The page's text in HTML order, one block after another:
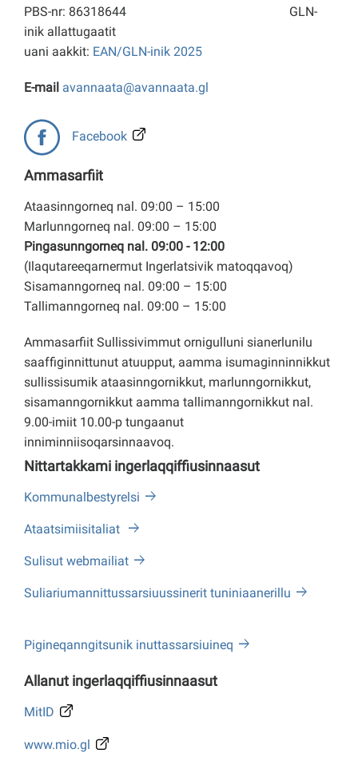
PBS-nr: 86318644 GLN-
inik allattugaatit
uani aakkit: EAN/GLN-inik 2025
E-mail avannaata@avannaata.gl
Facebook
Ammasarfiit
Ataasinngorneq nal. 09:00 – 15:00
Marlunngorneq nal. 09:00 – 15:00
Pingasunngorneq nal. 09:00 - 12:00
(Ilaqutareeqarnermut Ingerlatsivik matoqqavoq)
Sisamanngorneq nal. 09:00 – 15:00
Tallimanngorneq nal. 09:00 – 15:00
Ammasarfiit Sullissivimmut ornigulluni sianerlunilu
saaffiginnittunut atuupput, aamma isumaginninnikkut
sullissisumik ataasinngornikkut, marlunngornikkut,
sisamanngornikkut aamma tallimanngornikkut nal.
9.00-imiit 10.00-p tungaanut
inniminniisoqarsinnaavoq.
Nittartakkami ingerlaqqiffiusinnaasut
Kommunalbestyrelsi
Ataatsimiisitaliat
Sulisut webmailiat
Suliariumannittussarsiuussinerit tuniniaanerillu
Pigineqanngitsunik inuttassarsiuineq
Allanut ingerlaqqiffiusinnaasut
MitID
www.mio.gl